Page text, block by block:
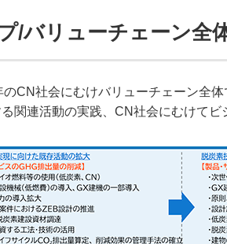
/バリューチェーン全
CN社会にむけバリューチェーン全
関連活動の実践、CN社会にむけて